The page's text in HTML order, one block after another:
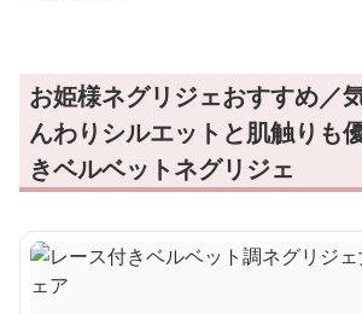
お姫様ネグリジェおすすめ／
んわりシルエットと肌触りも
きベルベットネグリジェ